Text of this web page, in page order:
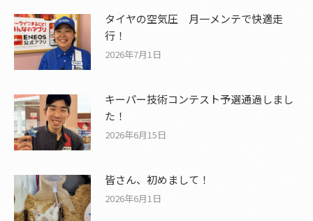
タイヤの空気圧 月一メンテで快適走
行！
2026年7月1日
キーパー技術コンテスト予選通過しまし
た！
2026年6月15日
皆さん、初めまして！
2026年6月1日